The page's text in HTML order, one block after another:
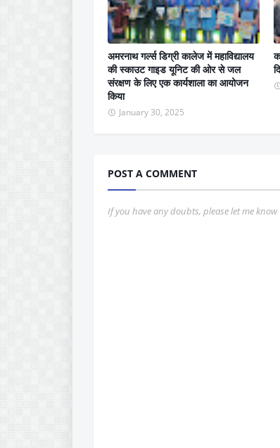
अमरनाथ गर्ल्स डिग्री कालेज में महाविद्यालय
की स्काउट गाइड यूनिट की ओर से जल
संरक्षण के लिए एक कार्यशाला का आयोजन
किया
January 30, 2025
POST A COMMENT
If you have any doubts, please let me know